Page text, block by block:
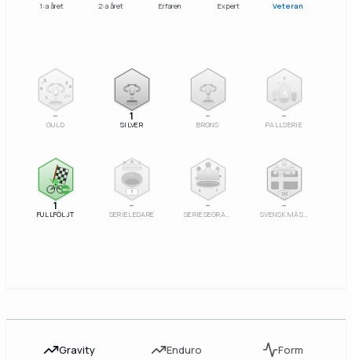
Gravity Enduro Form
1:a året 2:a året Erfaren Expert Veteran
–
GULD
2
1
SILVER
3
–
BRONS
–
PALLSERIE
100%
1
FULLFÖLJT
1
–
SERIELEDARE
–
SERIESEGRARE
SM
–
SVENSK MÄSTARE